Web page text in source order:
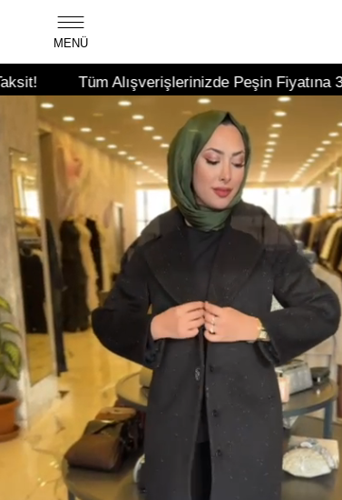
Alışverişlerinizde Peşin Fiyatına 3 Taksit!
MENÜ